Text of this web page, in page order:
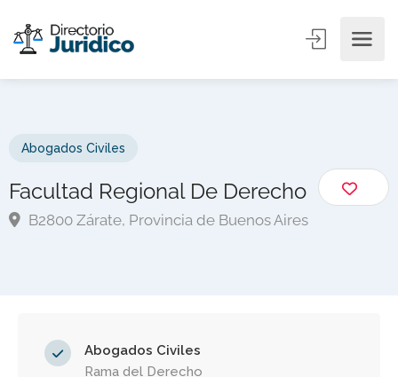
Abogados Civiles
Facultad Regional De Derecho
B2800 Zárate, Provincia de Buenos Aires
Abogados Civiles
Rama del Derecho